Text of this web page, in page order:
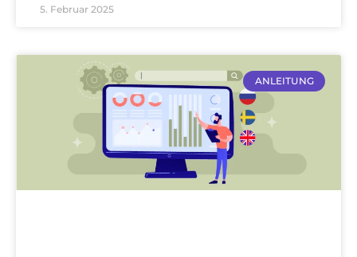
5. Februar 2025
ANLEITUNG